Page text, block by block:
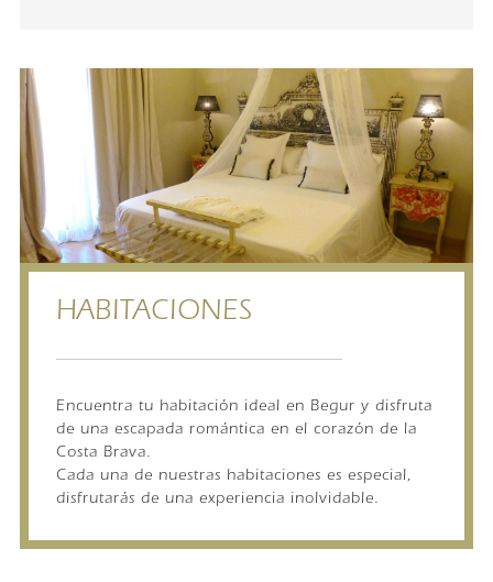
HABITACIONES
Encuentra tu habitación ideal en Begur y disfruta
de una escapada romántica en el corazón de la
Costa Brava.
Cada una de nuestras habitaciones es especial,
disfrutarás de una experiencia inolvidable.